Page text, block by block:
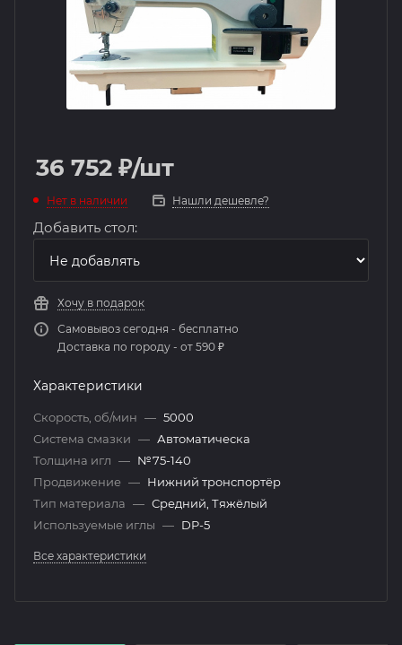
36 752 ₽/шт
Нет в наличии Нашли дешевле?
Добавить стол:
Хочу в подарок
Самовывоз сегодня - бесплатно
Доставка по городу - от 590 ₽
Характеристики
Скорость, об/мин — 5000
Система смазки — Автоматическа
Толщина игл — №75-140
Продвижение — Нижний тронспортёр
Тип материала — Средний, Тяжёлый
Используемые иглы — DP-5
Все характеристики